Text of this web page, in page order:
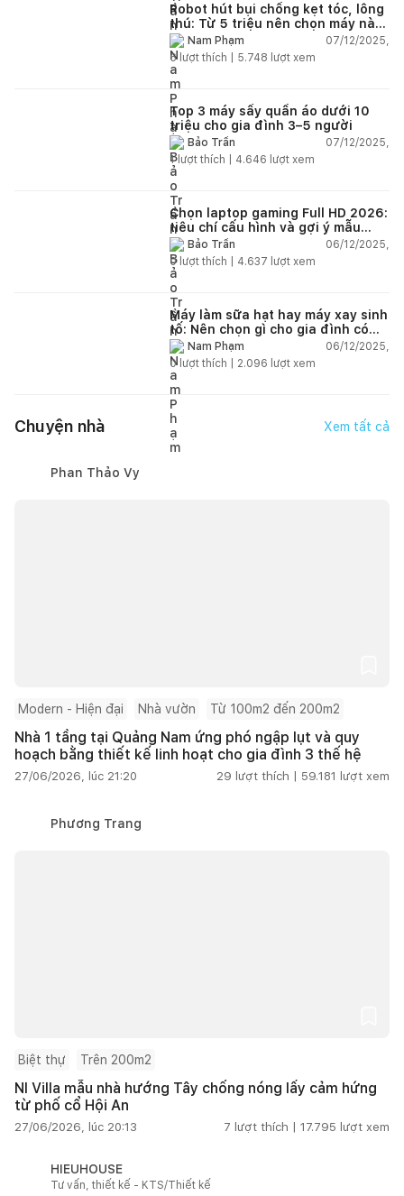
Robot hút bụi chống kẹt tóc, lông
thú: Từ 5 triệu nên chọn máy nào
năm 2025–2026?
Nam Phạm
07/12/2025,
6lượt thích | 5.748 lượt xem
Top 3 máy sấy quần áo dưới 10
triệu cho gia đình 3–5 người
Bảo Trần
07/12/2025,
1lượt thích | 4.646 lượt xem
Chọn laptop gaming Full HD 2026:
tiêu chí cấu hình và gợi ý mẫu
đáng mua
Bảo Trần
06/12/2025,
0lượt thích | 4.637 lượt xem
Máy làm sữa hạt hay máy xay sinh
tố: Nên chọn gì cho gia đình có
trẻ nhỏ (2–4 người)?
Nam Phạm
06/12/2025,
0lượt thích | 2.096 lượt xem
Chuyện nhà Xem tất cả
Phan Thảo Vy
Modern - Hiện đại Nhà vườn Từ 100m2 đến 200m2
Nhà 1 tầng tại Quảng Nam ứng phó ngập lụt và quy
hoạch bằng thiết kế linh hoạt cho gia đình 3 thế hệ
27/06/2026, lúc 21:20 29 lượt thích | 59.181 lượt xem
Phương Trang
Biệt thự Trên 200m2
NI Villa mẫu nhà hướng Tây chống nóng lấy cảm hứng
từ phố cổ Hội An
27/06/2026, lúc 20:13 7 lượt thích | 17.795 lượt xem
HIEUHOUSE
Tư vấn, thiết kế - KTS/Thiết kế